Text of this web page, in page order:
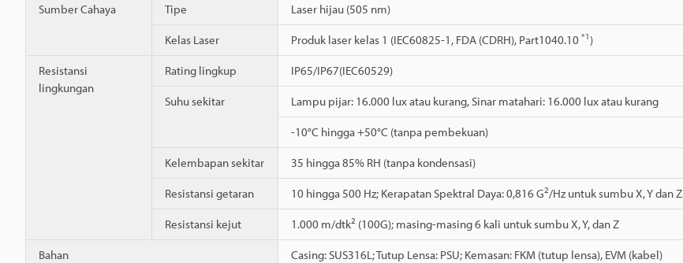
Sumber Cahaya Tipe Laser hijau (505 nm)
Kelas Laser Produk laser kelas 1 (IEC60825-1, FDA (CDRH), Part1040.10 *1)
Resistansi
lingkungan
Rating lingkup IP65/IP67(IEC60529)
Suhu sekitar Lampu pijar: 16.000 lux atau kurang, Sinar matahari: 16.000 lux atau kurang
-10°C hingga +50°C (tanpa pembekuan)
Kelembapan sekitar 35 hingga 85% RH (tanpa kondensasi)
Resistansi getaran 10 hingga 500 Hz; Kerapatan Spektral Daya: 0,816 G2/Hz untuk sumbu X, Y dan Z
Resistansi kejut 1.000 m/dtk2 (100G); masing-masing 6 kali untuk sumbu X, Y, dan Z
Bahan Casing: SUS316L; Tutup Lensa: PSU; Kemasan: FKM (tutup lensa), EVM (kabel)